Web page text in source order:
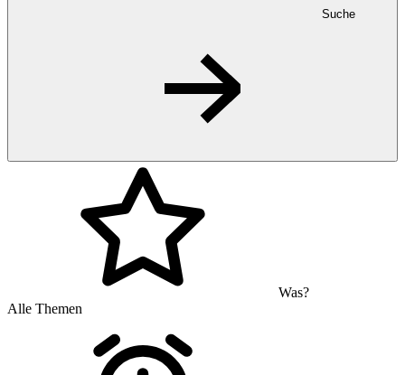
Suche
Was?
Alle Themen